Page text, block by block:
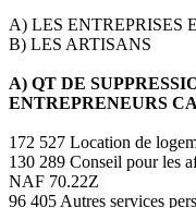
A) LES ENTREPRISES
B) LES ARTISANS
A) QT DE
ENTREPRENEURS
172 527 Location de
130 289 Conseil pour les
NAF 70.22Z
96 405 Autres services